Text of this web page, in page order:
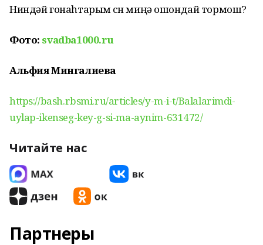
Ниндәй гонаһтарым өсөн миңә ошондай тормош?
Фото: svadba1000.ru
Альфия Мингалиева
https://bash.rbsmi.ru/articles/y-m-i-t/Balalarimdi-
uylap-ikenseg-key-g-si-ma-aynim-631472/
Читайте нас
Партнеры